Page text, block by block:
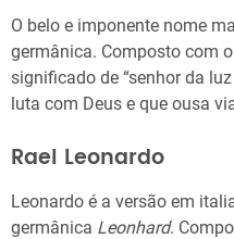
O belo e imponente nome
germânica. Composto com
significado de “senhor da
luta com Deus e que ousa
Rael Leonardo
Leonardo é a versão em
germânica Leonhard.